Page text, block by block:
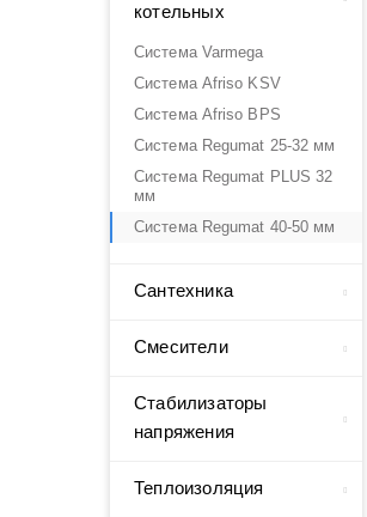
котельных
Система Varmega
Система Afriso KSV
Система Afriso BPS
Система Regumat 25-32 мм
Система Regumat PLUS 32
мм
Система Regumat 40-50 мм
Сантехника
Смесители
Стабилизаторы
напряжения
Теплоизоляция